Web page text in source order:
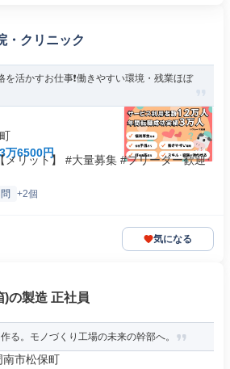
・クリニック
を活かすお仕事❗️働きやすい環境・残業ほぼ
万6500円
メリット】 #大量募集 #フリーター歓迎
+2個
気になる
)の製造 正社員
る。モノづくり工場の未来の幹部へ。
市松保町